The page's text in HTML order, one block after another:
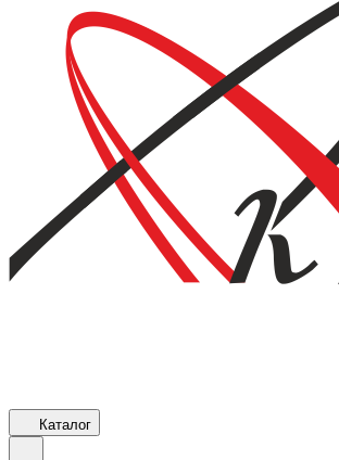
Каталог